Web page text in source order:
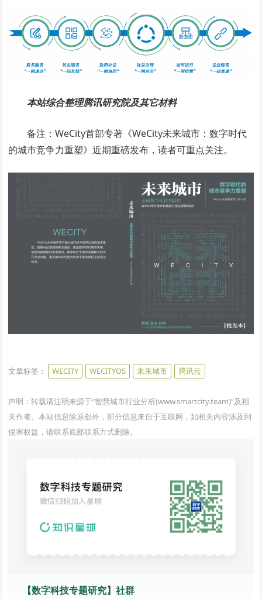
本站综合整理腾讯研究院及其它材料
备注：WeCity首部专著《WeCity未来城市：数字时代
的城市竞争力重塑》近期重磅发布，读者可重点关注。
文章标签： WECITY WECITYOS 未来城市 腾讯云
声明：转载请注明来源于“智慧城市行业分析(www.smartcity.team)”及相
关作者。本站信息除原创外，部分信息来自于互联网，如相关内容涉及到
侵害权益，请联系底部联系方式删除。
【数字科技专题研究】社群